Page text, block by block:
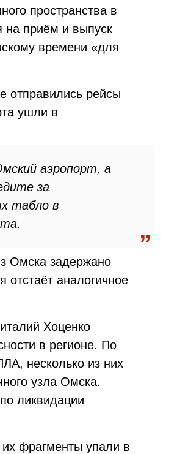
пространства в
на приём и выпуск
времени «для
отправились рейсы
ушли в
аэропорт, а
за
табло в
Омска задержано
отстаёт аналогичное
Хоценко
в регионе. По
несколько из них
узла Омска.
ликвидации
фрагменты упали в